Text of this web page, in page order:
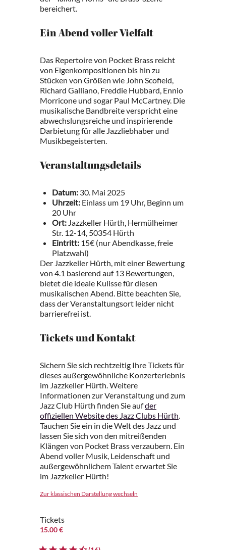
bereichert.
Ein Abend voller Vielfalt
Das Repertoire von Pocket Brass reicht
von Eigenkompositionen bis hin zu
Stücken von Größen wie John Scofield,
Richard Galliano, Freddie Hubbard, Ennio
Morricone und sogar Paul McCartney. Die
musikalische Bandbreite verspricht eine
abwechslungsreiche und inspirierende
Darbietung für alle Jazzliebhaber und
Musikbegeisterten.
Veranstaltungsdetails
Datum: 30. Mai 2025
Uhrzeit: Einlass um 19 Uhr, Beginn um
20 Uhr
Ort: Jazzkeller Hürth, Hermülheimer
Str. 12-14, 50354 Hürth
Eintritt: 15€ (nur Abendkasse, freie
Platzwahl)
Der Jazzkeller Hürth, mit einer Bewertung
von 4.1 basierend auf 13 Bewertungen,
bietet die ideale Kulisse für diesen
musikalischen Abend. Bitte beachten Sie,
dass der Veranstaltungsort leider nicht
barrierefrei ist.
Tickets und Kontakt
Sichern Sie sich rechtzeitig Ihre Tickets für
dieses außergewöhnliche Konzerterlebnis
im Jazzkeller Hürth. Weitere
Informationen zur Veranstaltung und zum
Jazz Club Hürth finden Sie aufder
offiziellen Website des Jazz Clubs Hürth.
Tauchen Sie ein in die Welt des Jazz und
lassen Sie sich von den mitreißenden
Klängen von Pocket Brass verzaubern. Ein
Abend voller Musik, Leidenschaft und
außergewöhnlichem Talent erwartet Sie
im Jazzkeller Hürth!
Zur klassischen Darstellung wechseln
Tickets
15.00 €